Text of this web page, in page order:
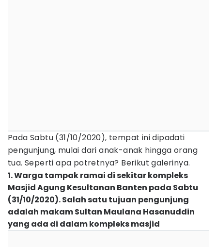
Pada Sabtu (31/10/2020), tempat ini dipadati
pengunjung, mulai dari anak-anak hingga orang
tua. Seperti apa potretnya? Berikut galerinya.
1. Warga tampak ramai di sekitar kompleks
Masjid Agung Kesultanan Banten pada Sabtu
(31/10/2020). Salah satu tujuan pengunjung
adalah makam Sultan Maulana Hasanuddin
yang ada di dalam kompleks masjid